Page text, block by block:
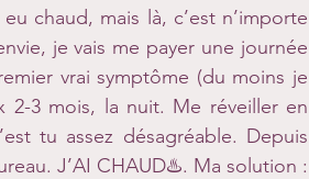
chaud, mais là, c’est n’importe
je vais me payer une journée
vrai symptôme (du moins je
2-3 mois, la nuit. Me réveiller en
tu assez désagréable. Depuis
J’AI CHAUD♨️. Ma solution :